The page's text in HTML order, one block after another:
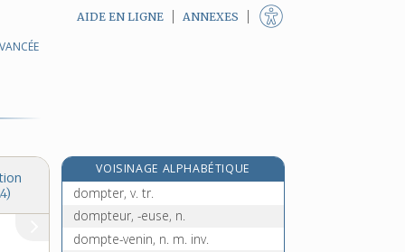
AIDE EN LIGNE ANNEXES
VOISINAGE ALPHABÉTIQUE
dompté, -ée, adj.
dompter, v. tr.
dompteur, -euse, n.
dompte-venin, n. m. inv.